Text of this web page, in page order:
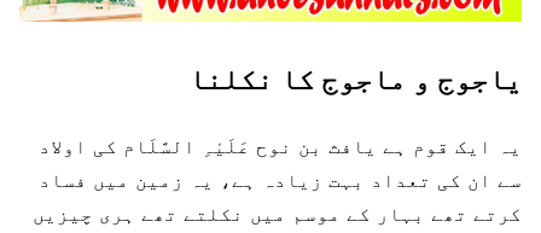
یاجوج و ماجوج کا نکلنا
یہ ایک قوم ہے یافث بن نوح عَلَیْہِ السَّلَام کی اولاد
سے ان کی تعداد بہت زیادہ ہے، یہ زمین میں فساد
کرتے تھے بہار کے موسم میں نکلتے تھے ہری چیزیں